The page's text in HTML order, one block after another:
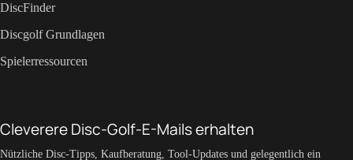
DiscFinder
Discgolf Grundlagen
Spielerressourcen
Cleverere Disc-Golf-E-Mails erhalten
Nützliche Disc-Tipps, Kaufberatung, Tool-Updates und gelegentlich ein